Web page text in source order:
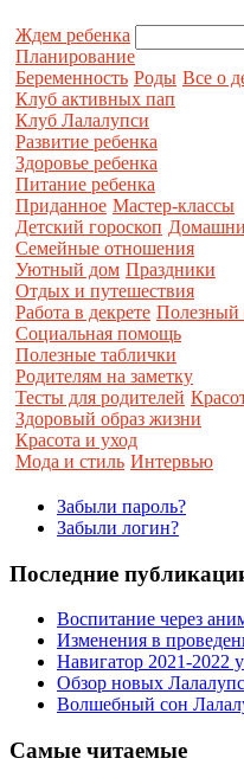
Ждем ребенка
Планирование
Беременность Роды Все о
Клуб активных пап
Клуб Лалалупси
Развитие ребенка
Здоровье ребенка
Питание ребенка
Приданное Мастер-классы
Детский гороскоп
Семейные отношения
Уютный дом Праздники
Отдых и путешествия
Работа в декрете Полезный
Социальная помощь
Полезные таблички
Родителям на заметку
Тесты для родителей
Здоровый образ жизни
Красота и уход
Мода и стиль Интервью
Забыли пароль?
Забыли логин?
Последние
Воспитание через
Изменения в
Навигатор 2021-2022
Обзор новых
Волшебный сон
Самые читаемые